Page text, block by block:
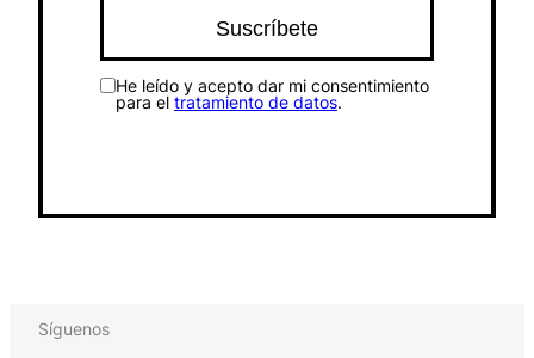
He leído y acepto dar mi consentimiento
para el tratamiento de datos.
Síguenos